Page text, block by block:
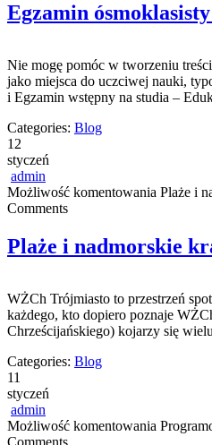
Egzamin
Nie mogę pomóc w tworzeniu
jako miejsca do uczciwej nauki,
i Egzamin wstępny na studia –
Categories: Blog
12
styczeń
admin
Możliwość komentowania Plaże i
Comments
Plaże i nadmorskie
WŻCh Trójmiasto to przestrzeń
każdego, kto dopiero poznaje
Chrześcijańskiego) kojarzy się
Categories: Blog
11
styczeń
admin
Możliwość komentowania
Comments